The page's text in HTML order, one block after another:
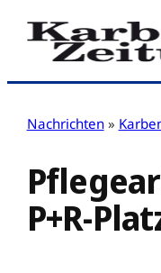
Zum
Inhalt
Nachrichten »
P+R-